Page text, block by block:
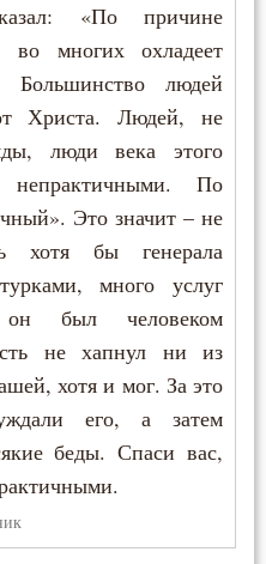
«По причине
во многих охладеет
людей
Христа. Людей, не
люди века этого
непрактичными. По
Это значит – не
хотя бы генерала
много услуг
он был человеком
не хапнул ни из
хотя и мог. За это
его, а затем
беды. Спаси вас,